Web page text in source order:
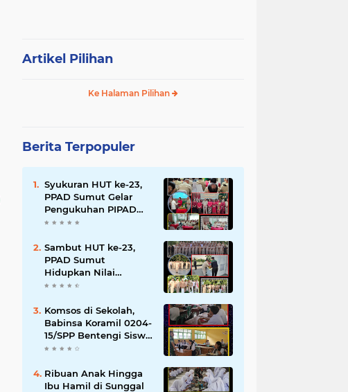
Artikel Pilihan
Ke Halaman Pilihan
Berita Terpopuler
Syukuran HUT ke-23,
PPAD Sumut Gelar
Pengukuhan PIPAD
Hingga Tradisi
Sambut HUT ke-23,
PPAD Sumut
Hidupkan Nilai
Pahlawan di TMP
Komsos di Sekolah,
Babinsa Koramil 0204-
15/SPP Bentengi Siswa
SMPN 1 Sipispis dari
Ribuan Anak Hingga
Ibu Hamil di Sunggal